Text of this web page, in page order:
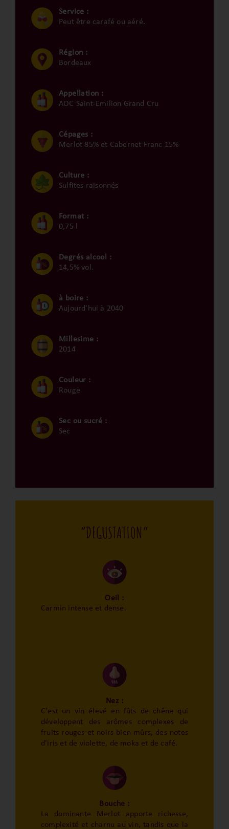
Service :
Peut être carafé ou aéré.
Région :
Bordeaux
Appellation :
AOC Saint-Emilion Grand Cru
Cépages :
Merlot 85% et Cabernet Franc 15%
Culture :
Sulfites raisonnés
Format :
0,75 l
Degrés alcool :
14,5% vol.
à boire :
Aujourd'hui à 2040
Millesime :
2014
Couleur :
Rouge
Sec ou sucré :
Sec
“DEGUSTATION”
Oeil :
Carmin intense et dense.
Nez :
C'est un vin élevé en fûts de chêne qui
développent des arômes complexes de
fruits rouges et noirs bien mûrs, des notes
d'iris et de violette, de moka et de café.
Bouche :
La dominante Merlot apporte richesse,
complexité et charnu au vin, tandis que la